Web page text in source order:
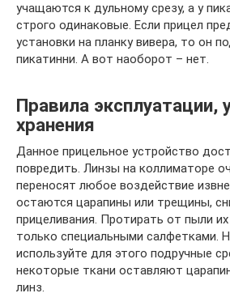
учащаются к дульному срезу, а у
строго одинаковые. Если прицел
установки на планку вивера, то он
пикатинни. А вот наоборот – нет.
Правила эксплуатации,
хранения
Данное прицельное устройство
повредить. Линзы на коллиматоре
переносят любое воздействие
остаются царапины или трещины,
прицеливания. Протирать от пыли
только специальными салфетками.
используйте для этого подручные
некоторые ткани оставляют
линз.